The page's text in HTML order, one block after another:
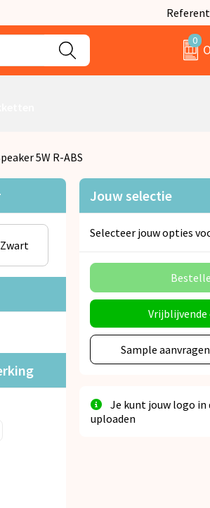
0
5W R-ABS
Zwart
Jouw selectie
Selecteer jouw opties
Sample
Je kunt jouw logo in
uploaden